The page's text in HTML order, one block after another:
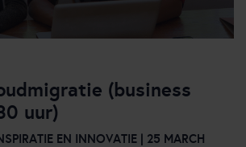
(business
uur)
EN INNOVATIE | 25 MARCH